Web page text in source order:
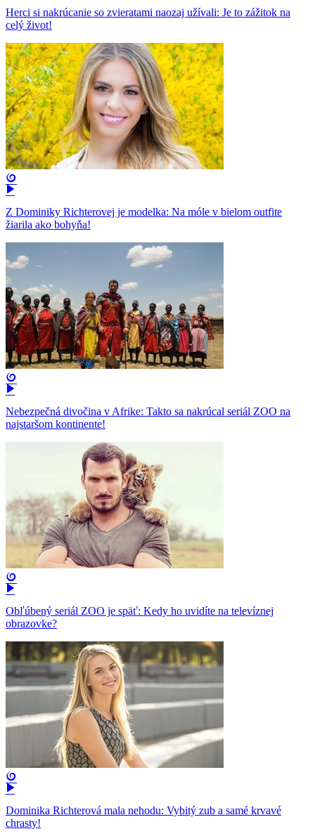
Herci si nakrúcanie so zvieratami naozaj užívali: Je to zážitok na
celý život!
Z Dominiky Richterovej je modelka: Na móle v bielom outfite
žiarila ako bohyňa!
Nebezpečná divočina v Afrike: Takto sa nakrúcal seriál ZOO na
najstaršom kontinente!
Obľúbený seriál ZOO je späť: Kedy ho uvidíte na televíznej
obrazovke?
Dominika Richterová mala nehodu: Vybitý zub a samé krvavé
chrasty!